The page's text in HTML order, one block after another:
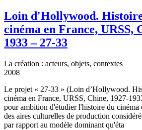
Loin d'Hollywood.
cinéma en France, URSS,
1933 – 27-33
La création : acteurs, objets, contextes
2008
Le projet « 27-33 » (Loin d’Hollywood.
cinéma en France, URSS, Chine, 1927-
pour ambition d'étudier l'histoire du cinéma
des aires culturelles de production
par rapport au modèle dominant qu'éta